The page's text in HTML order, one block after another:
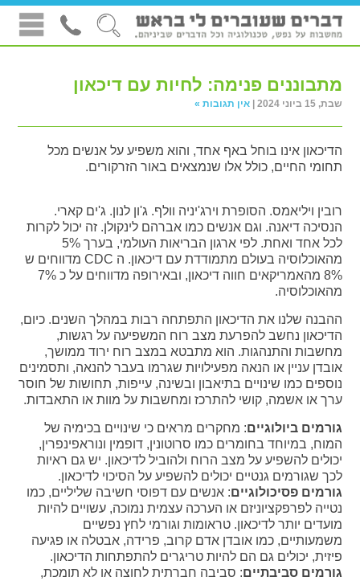
מתבוננים פנימה: לחיות עם דיכאון
שבת, 15 ביוני 2024 | אין תגובות »
הדיכאון אינו בוחל באף אחד, והוא משפיע על אנשים מכל
תחומי החיים, כולל אלו שנמצאים באור הזרקורים.
רובין ויליאמס. הסופרת וירג'יניה וולף. ג'ון לנון. ג'ים קארי.
הנסיכה דיאנה. וגם אנשים כמו אברהם לינקולן. זה יכול לקרות
לכל אחד ואחת. לפי ארגון הבריאות העולמי, בערך 5%
מהאוכלוסיה בעולם מתמודדת עם דיכאון. ה CDC מדווחים ש
8% מהאמריקאים חווה דיכאון, ובאירופה מדווחים על כ 7%
מהאוכלוסיה.
ההבנה שלנו את הדיכאון התפתחה רבות במהלך השנים. כיום,
הדיכאון נחשב להפרעת מצב רוח המשפיעה על רגשות,
מחשבות והתנהגות. הוא מתבטא במצב רוח ירוד ממושך,
אובדן עניין או הנאה מפעילויות שגרמו בעבר להנאה, ותסמינים
נוספים כמו שינויים בתיאבון ובשינה, עייפות, תחושות של חוסר
ערך או אשמה, קושי להתרכז ומחשבות על מוות או התאבדות.
גורמים ביולוגיים: מחקרים מראים כי שינויים בכימיה של
המוח, במיוחד בחומרים כמו סרוטונין, דופמין ונוראפינפרין,
יכולים להשפיע על מצב הרוח ולהוביל לדיכאון. יש גם ראיות
לכך שגורמים גנטיים יכולים להשפיע על הסיכוי לדיכאון.
גורמים פסיכולוגיים: אנשים עם דפוסי חשיבה שליליים, כמו
נטייה לפרפקציוניזם או הערכה עצמית נמוכה, עשויים להיות
מועדים יותר לדיכאון. טראומות וגורמי לחץ נפשיים
משמעותיים, כמו אובדן אדם קרוב, פרידה, אבטלה או פגיעה
פיזית, יכולים גם הם להיות טריגרים להתפתחות הדיכאון.
גורמים סביבתיים: סביבה חברתית לחוצה או לא תומכת,